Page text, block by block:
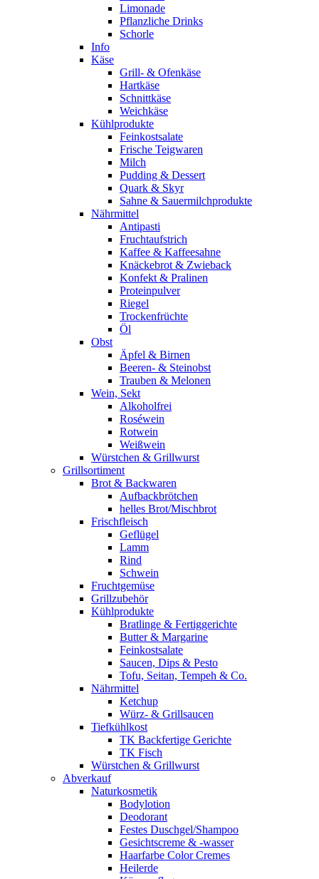
Limonade
Pflanzliche Drinks
Schorle
Info
Käse
Grill- & Ofenkäse
Hartkäse
Schnittkäse
Weichkäse
Kühlprodukte
Feinkostsalate
Frische Teigwaren
Milch
Pudding & Dessert
Quark & Skyr
Sahne & Sauermilchprodukte
Nährmittel
Antipasti
Fruchtaufstrich
Kaffee & Kaffeesahne
Knäckebrot & Zwieback
Konfekt & Pralinen
Proteinpulver
Riegel
Trockenfrüchte
Öl
Obst
Äpfel & Birnen
Beeren- & Steinobst
Trauben & Melonen
Wein, Sekt
Alkoholfrei
Roséwein
Rotwein
Weißwein
Würstchen & Grillwurst
Grillsortiment
Brot & Backwaren
Aufbackbrötchen
helles Brot/Mischbrot
Frischfleisch
Geflügel
Lamm
Rind
Schwein
Fruchtgemüse
Grillzubehör
Kühlprodukte
Bratlinge & Fertiggerichte
Butter & Margarine
Feinkostsalate
Saucen, Dips & Pesto
Tofu, Seitan, Tempeh & Co.
Nährmittel
Ketchup
Würz- & Grillsaucen
Tiefkühlkost
TK Backfertige Gerichte
TK Fisch
Würstchen & Grillwurst
Abverkauf
Naturkosmetik
Bodylotion
Deodorant
Festes Duschgel/Shampoo
Gesichtscreme & -wasser
Haarfarbe Color Cremes
Heilerde